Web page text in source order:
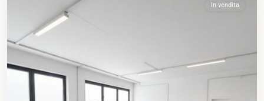
In vendita